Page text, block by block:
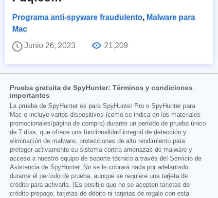
Programa anti-spyware fraudulento, Malware para
Mac
Junio 26, 2023
21,209
Prueba gratuita de SpyHunter: Términos y condiciones
importantes
La prueba de SpyHunter es para SpyHunter Pro o SpyHunter para
Mac e incluye varios dispositivos (como se indica en los materiales
promocionales/página de compra) durante un período de prueba único
de 7 días, que ofrece una funcionalidad integral de detección y
eliminación de malware, protecciones de alto rendimiento para
proteger activamente su sistema contra amenazas de malware y
acceso a nuestro equipo de soporte técnico a través del Servicio de
Asistencia de SpyHunter. No se le cobrará nada por adelantado
durante el período de prueba, aunque se requiere una tarjeta de
crédito para activarla. (Es posible que no se acepten tarjetas de
crédito prepago, tarjetas de débito ni tarjetas de regalo con esta